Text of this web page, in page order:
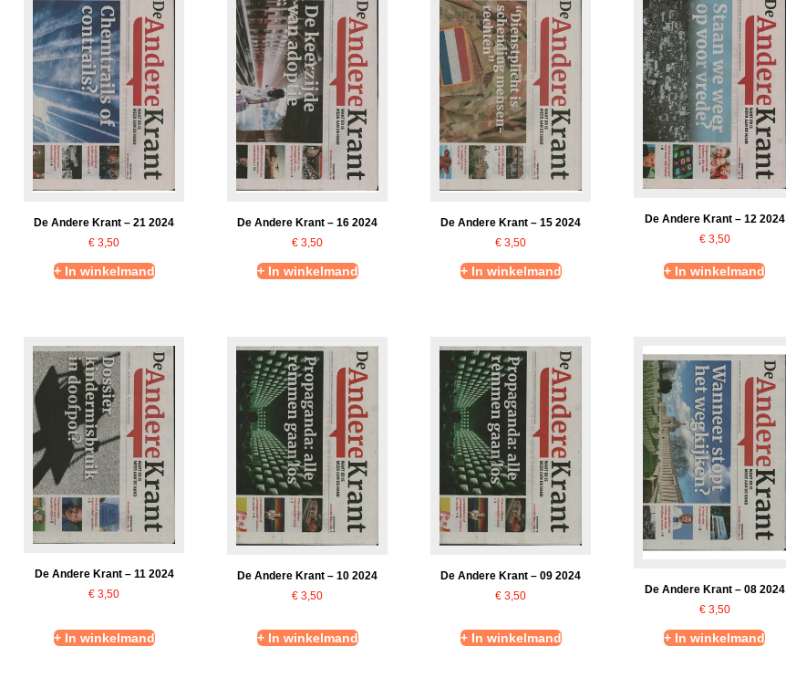
De Andere Krant – 21 2024
€ 3,50
+ In winkelmand
De Andere Krant – 16 2024
€ 3,50
+ In winkelmand
De Andere Krant – 15 2024
€ 3,50
+ In winkelmand
De Andere Krant – 12 2024
€3,50
+ In winkelmand
De Andere Krant – 11 2024
€ 3,50
+ In winkelmand
De Andere Krant – 10 2024
€ 3,50
+ In winkelmand
De Andere Krant – 09 2024
€ 3,50
+ In winkelmand
De Andere Krant – 08 2024
€3,50
+ In winkelmand